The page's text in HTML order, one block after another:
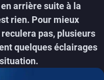
arrière suite à la
rien. Pour mieux
pas, plusieurs
quelques éclairages